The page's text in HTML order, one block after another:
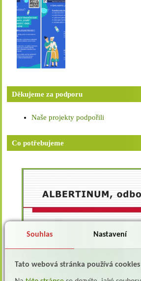
Děkujeme za podporu
Naše projekty podpořili
Co potřebujeme
Souhlas Nastavení
Tato webová stránka používá cookies